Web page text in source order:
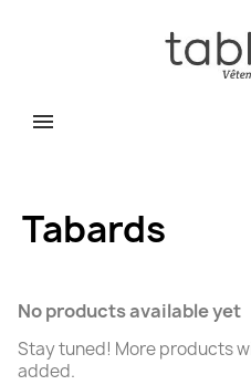
Tabards
No products available yet
Stay tuned! More products
added.